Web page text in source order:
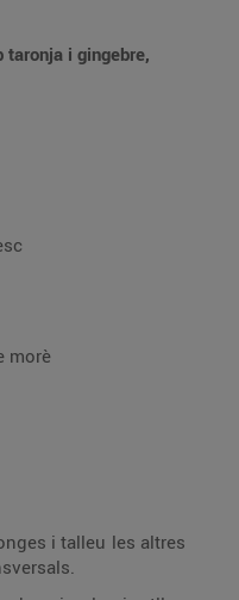
taronja i gingebre,
morè
i talleu les altres